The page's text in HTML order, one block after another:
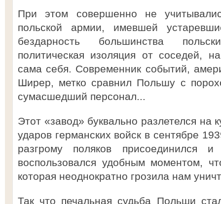
При этом совершенно не
польской армии, имевшей
бездарность большинства
политическая изоляция от соседей,
сама себя. Современник событий,
Ширер, метко сравнил Польшу с
сумасшедший персонал...
Этот «завод» буквально разлетелся на
ударов германских войск в сентябре
разгрому поляков присоединился
воспользовался удобным моментом,
которая неоднократно грозила нам
Так что печальная судьба Польши